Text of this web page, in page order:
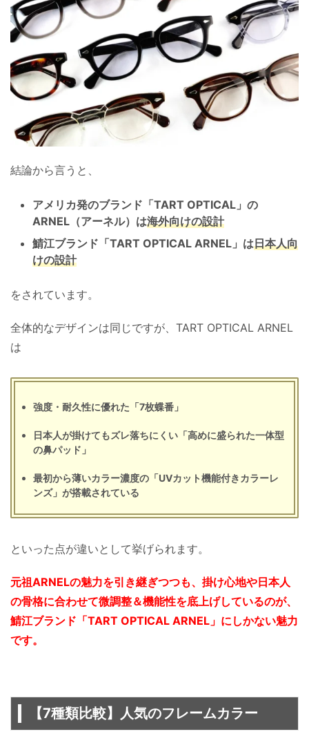
結論から言うと、
アメリカ発のブランド「TART OPTICAL」の
ARNEL（アーネル）は海外向けの設計
鯖江ブランド「TART OPTICAL ARNEL」は日本人向
けの設計
をされています。
全体的なデザインは同じですが、TART OPTICAL ARNEL
は
強度・耐久性に優れた「7枚蝶番」
日本人が掛けてもズレ落ちにくい「高めに盛られた一体型
の鼻パッド」
最初から薄いカラー濃度の「UVカット機能付きカラーレ
ンズ」が搭載されている
といった点が違いとして挙げられます。
元祖ARNELの魅力を引き継ぎつつも、掛け心地や日本人
の骨格に合わせて微調整＆機能性を底上げしているのが、
鯖江ブランド「TART OPTICAL ARNEL」にしかない魅力
です。
【7種類比較】人気のフレームカラー